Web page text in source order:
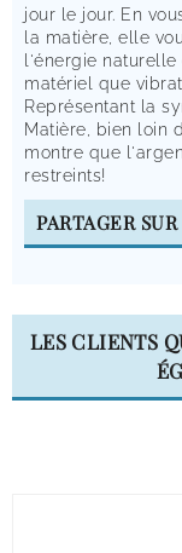
jour le jour. En
la matière, elle
l'énergie
matériel que
Représentant la
Matière, bien loin
montre que
restreints!
PARTAGER SUR
LES CLIENTS